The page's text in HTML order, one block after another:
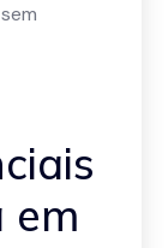
em